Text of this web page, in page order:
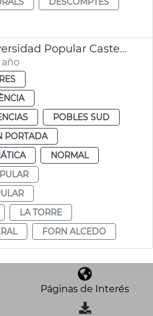
Reapertura Universidad Popular Castellar-l'Oliveral
POBLES SUD
PORTADA
NORMAL
LA TORRE
FORN ALCEDO
Páginas de Interés